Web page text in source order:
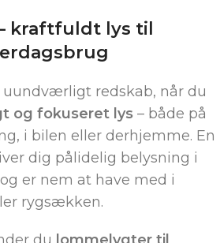
kraftfuldt lys til
redskab, når du
og fokuseret lys – både på
i bilen eller derhjemme. En
dig pålidelig belysning i
er nem at have med i
rygsækken.